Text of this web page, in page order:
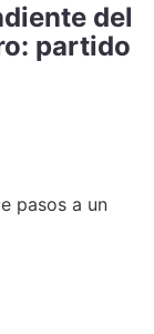
del
partido
pasos a un